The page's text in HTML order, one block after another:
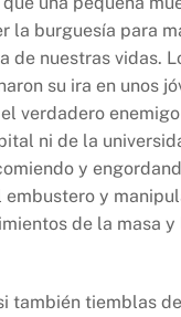
la burguesía para
de nuestras vidas.
su ira en unos
verdadero
ni de la
y
y
de la masa
también tiemblas